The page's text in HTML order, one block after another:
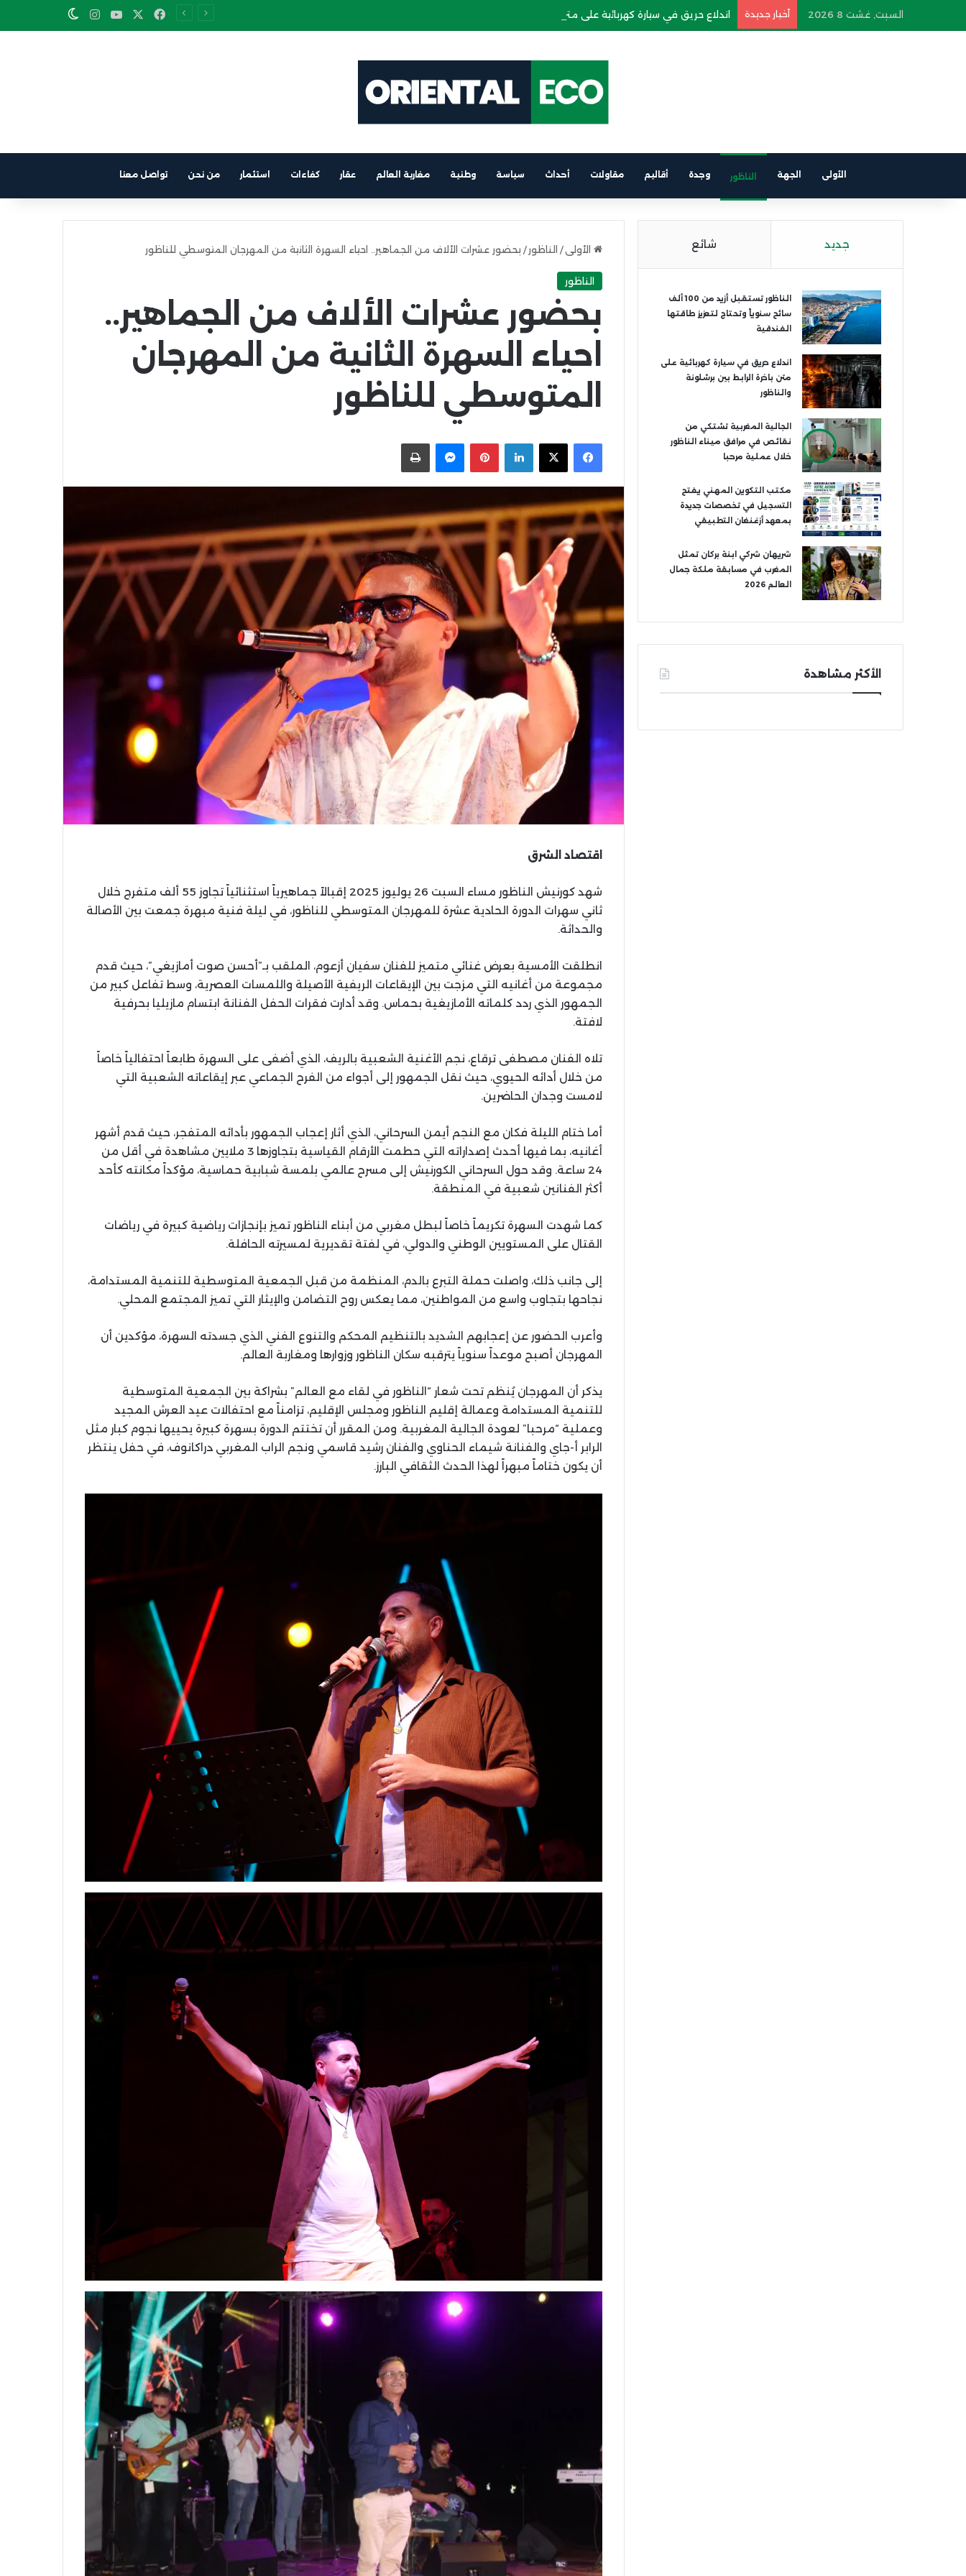
السبت, غشت 8 2026 أخبار جديدة اندلاع حريق في سيارة كهربائية على متن باخرة الرابط بين برشلونة والناظور Facebook
YouTube
Instagram
Switch skin
الأولى الجهة الناظور وجدة أقاليم مقاولات أحداث سياسة وطنية مغاربة العالم عقار كفاءات استثمار من نحن تواصل معنا
الأولى / الناظور / بحضور عشرات الألاف من الجماهير.. احياء السهرة الثانية من المهرجان المتوسطي للناظور
الناظور
بحضور عشرات الألاف من الجماهير..
احياء السهرة الثانية من المهرجان
المتوسطي للناظور
Facebook
X
LinkedIn
Pinterest
Messengerاطبعها
اقتصاد الشرق
شهد كورنيش الناظور مساء السبت 26 يوليوز 2025 إقبالاً جماهيرياً استثنائياً تجاوز 55 ألف متفرج خلال
ثاني سهرات الدورة الحادية عشرة للمهرجان المتوسطي للناظور، في ليلة فنية مبهرة جمعت بين الأصالة
والحداثة.
انطلقت الأمسية بعرض غنائي متميز للفنان سفيان أزعوم، الملقب بـ”أحسن صوت أمازيغي”، حيث قدم
مجموعة من أغانيه التي مزجت بين الإيقاعات الريفية الأصيلة واللمسات العصرية، وسط تفاعل كبير من
الجمهور الذي ردد كلماته الأمازيغية بحماس. وقد أدارت فقرات الحفل الفنانة ابتسام مازيليا بحرفية
لافتة.
تلاه الفنان مصطفى ترقاع، نجم الأغنية الشعبية بالريف، الذي أضفى على السهرة طابعاً احتفالياً خاصاً
من خلال أدائه الحيوي، حيث نقل الجمهور إلى أجواء من الفرح الجماعي عبر إيقاعاته الشعبية التي
لامست وجدان الحاضرين.
أما ختام الليلة فكان مع النجم أيمن السرحاني، الذي أثار إعجاب الجمهور بأدائه المتفجر، حيث قدم أشهر
أغانيه، بما فيها أحدث إصداراته التي حطمت الأرقام القياسية بتجاوزها 3 ملايين مشاهدة في أقل من
24 ساعة. وقد حول السرحاني الكورنيش إلى مسرح عالمي بلمسة شبابية حماسية، مؤكداً مكانته كأحد
أكثر الفنانين شعبية في المنطقة.
كما شهدت السهرة تكريماً خاصاً لبطل مغربي من أبناء الناظور تميز بإنجازات رياضية كبيرة في رياضات
القتال على المستويين الوطني والدولي، في لفتة تقديرية لمسيرته الحافلة.
إلى جانب ذلك، واصلت حملة التبرع بالدم، المنظمة من قبل الجمعية المتوسطية للتنمية المستدامة،
نجاحها بتجاوب واسع من المواطنين، مما يعكس روح التضامن والإيثار التي تميز المجتمع المحلي.
وأعرب الحضور عن إعجابهم الشديد بالتنظيم المحكم والتنوع الفني الذي جسدته السهرة، مؤكدين أن
المهرجان أصبح موعداً سنوياً يترقبه سكان الناظور وزوارها ومغاربة العالم.
يذكر أن المهرجان يُنظم تحت شعار “الناظور في لقاء مع العالم” بشراكة بين الجمعية المتوسطية
للتنمية المستدامة وعمالة إقليم الناظور ومجلس الإقليم، تزامناً مع احتفالات عيد العرش المجيد
وعملية “مرحبا” لعودة الجالية المغربية. ومن المقرر أن تختتم الدورة بسهرة كبيرة يحييها نجوم كبار مثل
الرابر أ-جاي والفنانة شيماء الحناوي والفنان رشيد قاسمي ونجم الراب المغربي دراكانوف، في حفل ينتظر
أن يكون ختاماً مبهراً لهذا الحدث الثقافي البارز.
جديد شائع
الناظور تستقبل أزيد من 100 ألف
سائح سنوياً وتحتاج لتعزيز طاقتها
الفندقية
اندلاع حريق في سيارة كهربائية على
متن باخرة الرابط بين برشلونة
والناظور
الجالية المغربية تشتكي من
نقائص في مرافق ميناء الناظور
خلال عملية مرحبا
مكتب التكوين المهني يفتح
التسجيل في تخصصات جديدة
بمعهد أزغنغان التطبيقي
شريهان شركي ابنة بركان تمثل
المغرب في مسابقة ملكة جمال
العالم 2026
الأكثر مشاهدة